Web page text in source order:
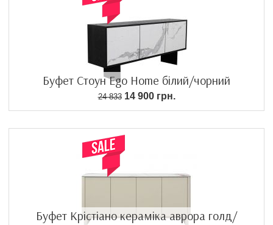
Буфет Стоун Ego Home білий/чорний
24 83314 900 грн.
Буфет Крістіано кераміка аврора голд/